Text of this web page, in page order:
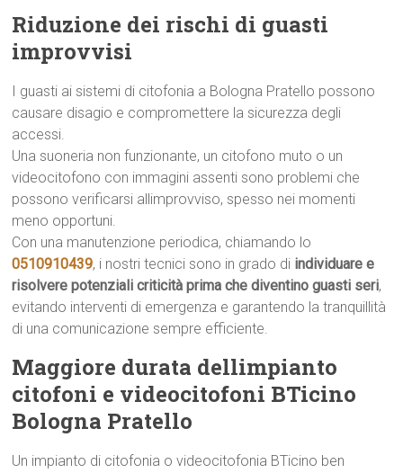
Riduzione dei rischi di guasti
improvvisi
I guasti ai sistemi di citofonia a Bologna Pratello possono
causare disagio e compromettere la sicurezza degli
accessi.
Una suoneria non funzionante, un citofono muto o un
videocitofono con immagini assenti sono problemi che
possono verificarsi allimprovviso, spesso nei momenti
meno opportuni.
Con una manutenzione periodica, chiamando lo
0510910439, i nostri tecnici sono in grado di individuare e
risolvere potenziali criticità prima che diventino guasti seri,
evitando interventi di emergenza e garantendo la tranquillità
di una comunicazione sempre efficiente.
Maggiore durata dellimpianto
citofoni e videocitofoni BTicino
Bologna Pratello
Un impianto di citofonia o videocitofonia BTicino ben